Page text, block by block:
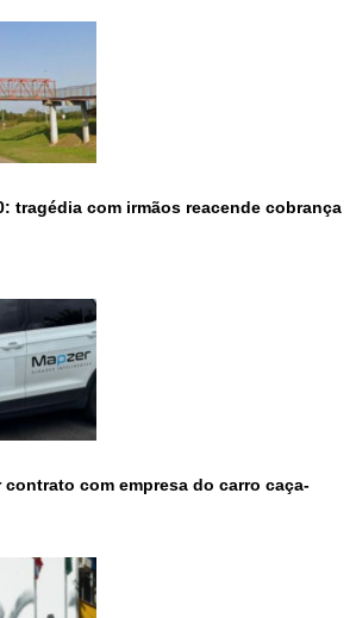
tragédia com irmãos reacende cobrança
contrato com empresa do carro caça-